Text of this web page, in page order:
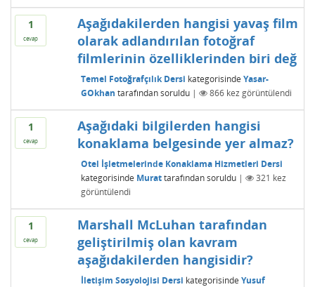
1
cevap
Aşağıdakilerden hangisi yavaş film
olarak adlandırılan fotoğraf
filmlerinin özelliklerinden biri değ
Temel Fotoğrafçılık Dersi kategorisinde Yasar-
GOkhan tarafından soruldu | 866kez görüntülendi
1
cevap
Aşağıdaki bilgilerden hangisi
konaklama belgesinde yer almaz?
Otel İşletmelerinde Konaklama Hizmetleri Dersi
kategorisinde Murat tarafından soruldu | 321 kez
görüntülendi
1
cevap
Marshall McLuhan tarafından
geliştirilmiş olan kavram
aşağıdakilerden hangisidir?
İletişim Sosyolojisi Dersi kategorisinde Yusuf